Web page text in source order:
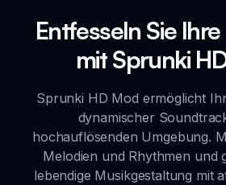
Entfesseln Sie
mit Sprunki
Sprunki HD Mod ermöglicht
dynamischer
hochauflösenden Umgebung.
Melodien und Rhythmen und
lebendige Musikgestaltung mit